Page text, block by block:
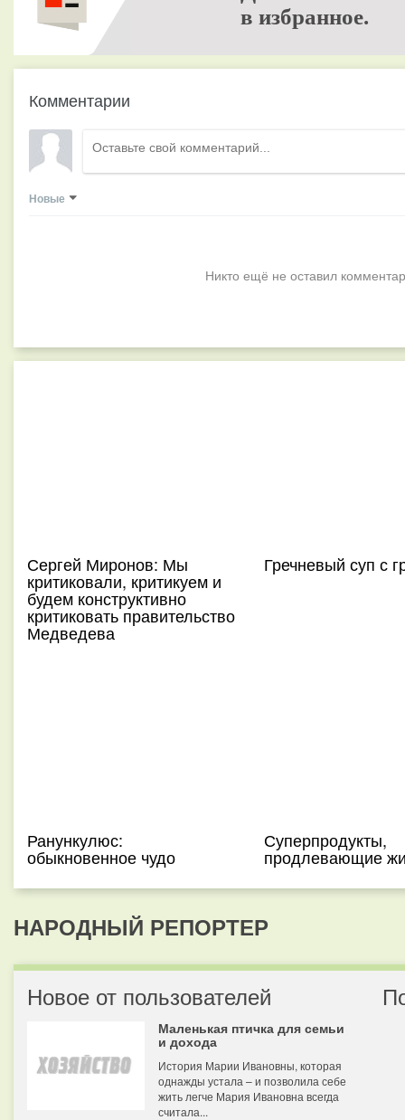
в избранное.
Комментарии
Новые
Никто ещё не оставил
Сергей Миронов: Мы
критиковали, критикуем и
будем конструктивно
критиковать правительство
Медведева
Гречневый суп с
Ранункулюс:
обыкновенное чудо
Суперпродукты,
продлевающие
НАРОДНЫЙ РЕПОРТЕР
Новое от пользователей
Маленькая птичка для семьи
и дохода
История Марии Ивановны, которая
однажды устала – и позволила себе
жить легче Мария Ивановна всегда
считала...